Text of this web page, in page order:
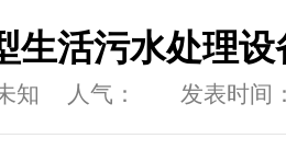
生活污水处理
知 人气： 发表时间